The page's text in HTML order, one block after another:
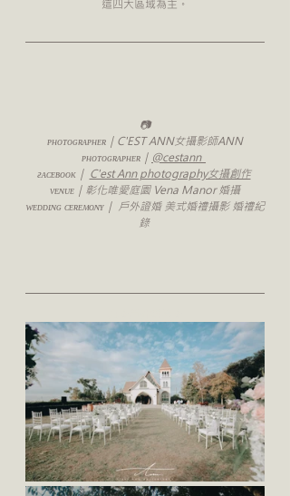
這四大區域為主。
📷
ᴘʜᴏᴛᴏɢʀᴀᴘʜᴇʀ｜C'EST ANN女攝影師ANN
ᴘʜᴏᴛᴏɢʀᴀᴘʜᴇʀ｜ @cestann_
ғᴀᴄᴇʙᴏᴏᴋ｜ C'est Ann photography女攝創作
ᴠᴇɴᴜᴇ｜彰化唯愛庭園 Vena Manor 婚攝
ᴡᴇᴅᴅɪɴɢ ᴄᴇʀᴇᴍᴏɴʏ｜ 戶外證婚 美式婚禮攝影 婚禮紀
錄